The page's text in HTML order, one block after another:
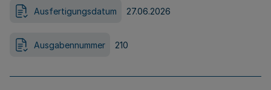
Ausfertigungsdatum 27.06.2026
Ausgabennummer 210